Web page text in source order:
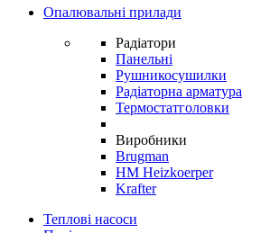
Опалювальні прилади
Радіатори
Панельні
Рушникосушилки
Радіаторна арматура
Термостатголовки
Виробники
Brugman
HM Heizkoerper
Krafter
Теплові насоси